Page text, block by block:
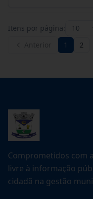
Itens por página: 10
1 2
Comprometidos com
livre à informação
cidadã na gestão